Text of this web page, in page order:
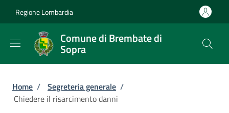
Regione Lombardia
Comune di Brembate di
Sopra
Briciole di pane
Home / Segreteria generale /
Chiedere il risarcimento danni